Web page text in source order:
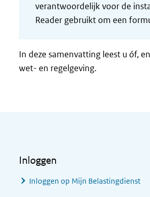
verantwoordelijk voor de
Reader gebruikt om een
In deze samenvatting leest u óf,
wet- en regelgeving.
Inloggen
Inloggen op Mijn Belastingdienst